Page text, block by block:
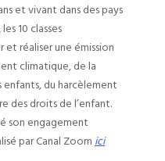
et vivant dans des pays
10 classes
et réaliser une émission
climatique, de la
du harcèlement
des droits de l’enfant.
son engagement
par Canal Zoom ici